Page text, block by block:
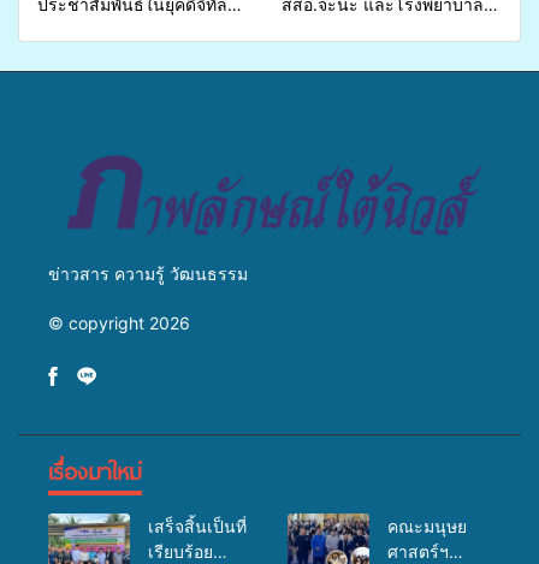
ประชาสัมพันธ์ในยุคดิจิทัล
สสอ.จะนะ และโรงพยาบาล
ข่าวสาร ความรู้ วัฒนธรรม
© copyright 2026
เรื่องมาใหม่
เสร็จสิ้นเป็นที่
เรียบร้อย
คณะมนุษย
ศาสตร์ฯ